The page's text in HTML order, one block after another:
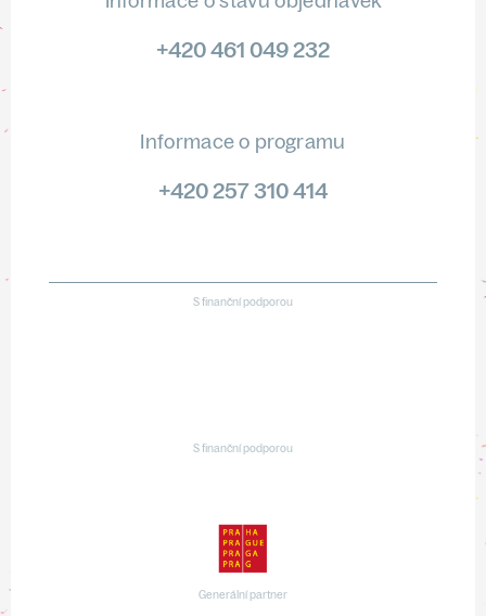
+420 461 049 232
Informace o programu
+420 257 310 414
S finanční podporou
S finanční podporou
Generální partner